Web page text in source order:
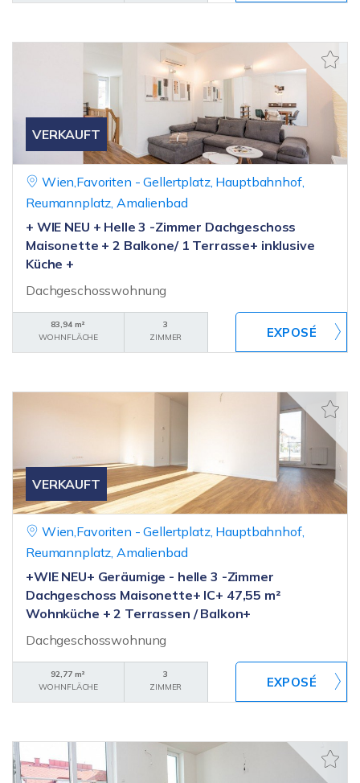
VERKAUFT
Wien,Favoriten - Gellertplatz, Hauptbahnhof,
Reumannplatz, Amalienbad
+ WIE NEU + Helle 3 -Zimmer Dachgeschoss
Maisonette + 2 Balkone/ 1 Terrasse+ inklusive
Küche +
Dachgeschosswohnung
83,94 m²
WOHNFLÄCHE
3
ZIMMER
VERKAUFT
Wien,Favoriten - Gellertplatz, Hauptbahnhof,
Reumannplatz, Amalienbad
+WIE NEU+ Geräumige - helle 3 -Zimmer
Dachgeschoss Maisonette+ IC+ 47,55 m²
Wohnküche + 2 Terrassen / Balkon+
Dachgeschosswohnung
92,77 m²
WOHNFLÄCHE
3
ZIMMER